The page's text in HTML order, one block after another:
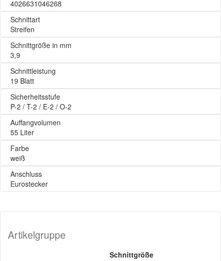
4026631046268
Schnittart
Streifen
Schnittgröße in mm
3,9
Schnittleistung
19 Blatt
Sicherheitsstufe
P-2 / T-2 / E-2 / O-2
Auffangvolumen
55 Liter
Farbe
weiß
Anschluss
Eurostecker
Artikelgruppe
Schnittgröße